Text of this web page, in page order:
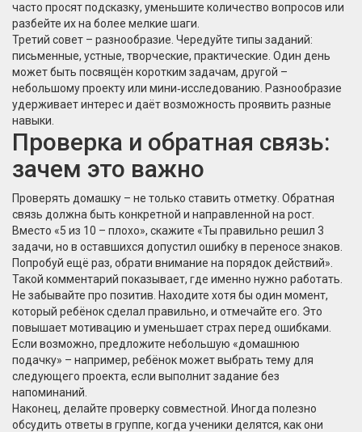
часто просят подсказку, уменьшите количество вопросов или
разбейте их на более мелкие шаги.
Третий совет – разнообразие. Чередуйте типы заданий:
письменные, устные, творческие, практические. Один день
может быть посвящён коротким задачам, другой –
небольшому проекту или мини‑исследованию. Разнообразие
удерживает интерес и даёт возможность проявить разные
навыки.
Проверка и обратная связь:
зачем это важно
Проверять домашку – не только ставить отметку. Обратная
связь должна быть конкретной и направленной на рост.
Вместо «5 из 10 – плохо», скажите «Ты правильно решил 3
задачи, но в оставшихся допустил ошибку в переносе знаков.
Попробуй ещё раз, обрати внимание на порядок действий».
Такой комментарий показывает, где именно нужно работать.
Не забывайте про позитив. Находите хотя бы один момент,
который ребёнок сделал правильно, и отмечайте его. Это
повышает мотивацию и уменьшает страх перед ошибками.
Если возможно, предложите небольшую «домашнюю
подачку» – например, ребёнок может выбрать тему для
следующего проекта, если выполнит задание без
напоминаний.
Наконец, делайте проверку совместной. Иногда полезно
обсудить ответы в группе, когда ученики делятся, как они